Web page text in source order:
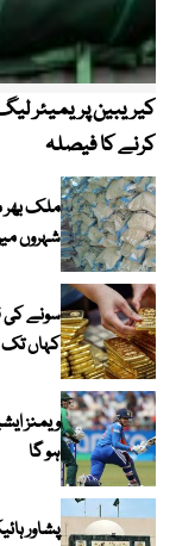
کرنے کا فیصلہ
ملک بھر
شہروں میں 20 کلو تھیلا 100
سونے کی
کہاں تک
ہو گا
پشاور